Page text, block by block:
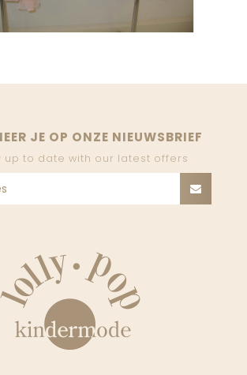
JE OP ONZE NIEUWSBRIEF
up to date with our latest offers